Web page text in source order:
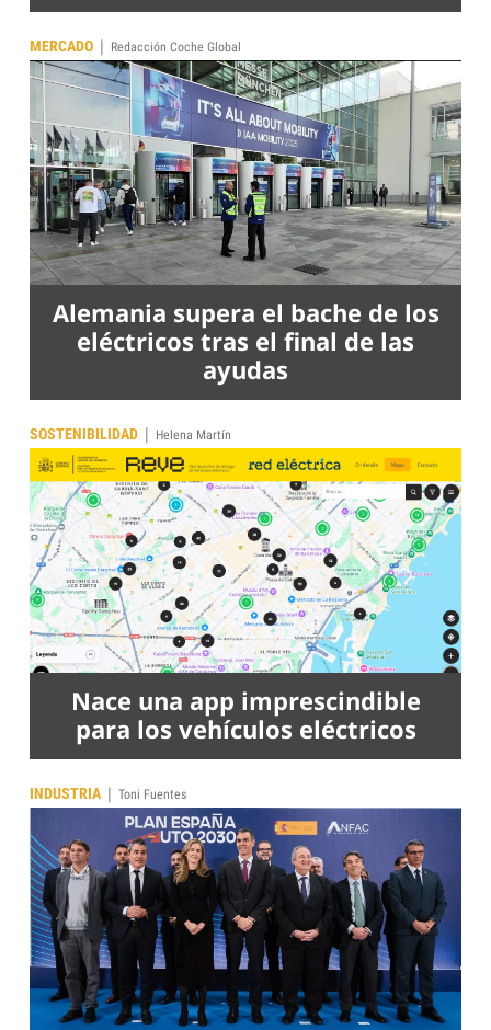
MERCADO | Redacción Coche Global
Alemania supera el bache de los
eléctricos tras el final de las
ayudas
SOSTENIBILIDAD | Helena Martín
Nace una app imprescindible
para los vehículos eléctricos
INDUSTRIA | Toni Fuentes